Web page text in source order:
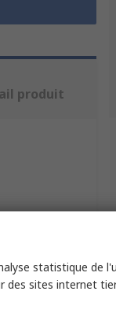
produit
statistique de
des sites internet